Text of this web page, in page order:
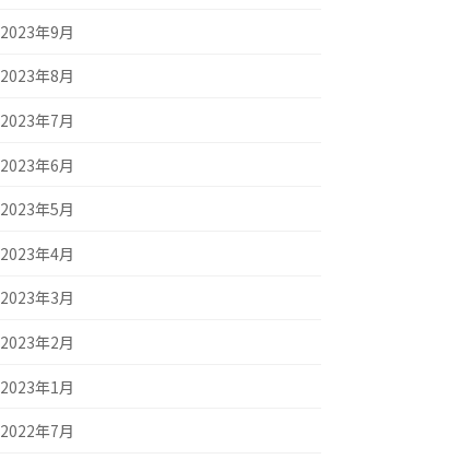
2023年9月
2023年8月
2023年7月
2023年6月
2023年5月
2023年4月
2023年3月
2023年2月
2023年1月
2022年7月